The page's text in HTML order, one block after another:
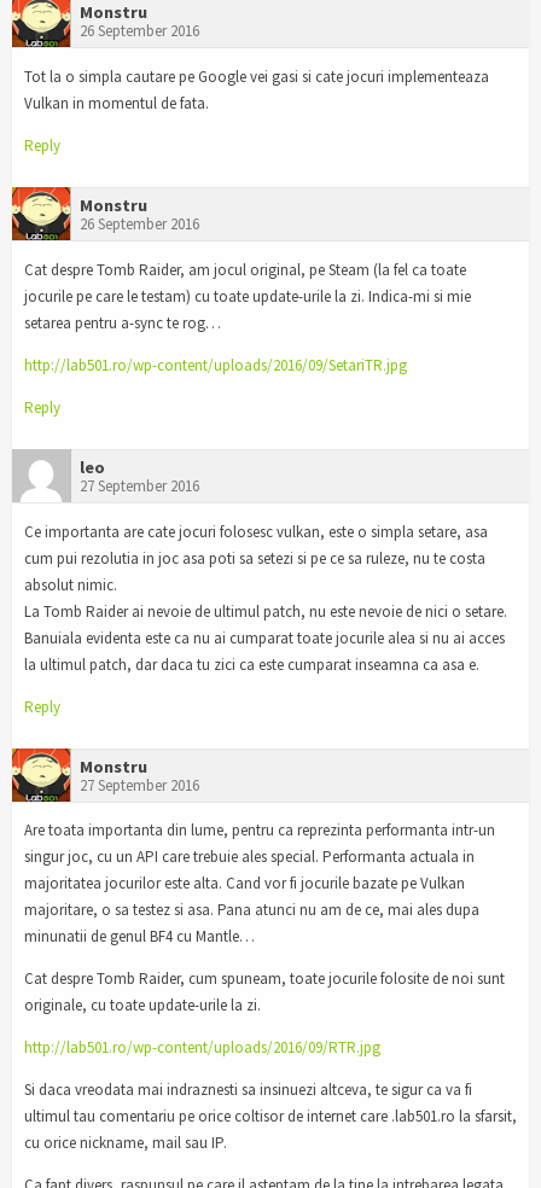
Monstru
26 September 2016
Tot la o simpla cautare pe Google vei gasi si cate jocuri implementeaza
Vulkan in momentul de fata.
Reply
Monstru
26 September 2016
Cat despre Tomb Raider, am jocul original, pe Steam (la fel ca toate
jocurile pe care le testam) cu toate update-urile la zi. Indica-mi si mie
setarea pentru a-sync te rog…
http://lab501.ro/wp-content/uploads/2016/09/SetariTR.jpg
Reply
leo
27 September 2016
Ce importanta are cate jocuri folosesc vulkan, este o simpla setare, asa
cum pui rezolutia in joc asa poti sa setezi si pe ce sa ruleze, nu te costa
absolut nimic.
La Tomb Raider ai nevoie de ultimul patch, nu este nevoie de nici o setare.
Banuiala evidenta este ca nu ai cumparat toate jocurile alea si nu ai acces
la ultimul patch, dar daca tu zici ca este cumparat inseamna ca asa e.
Reply
Monstru
27 September 2016
Are toata importanta din lume, pentru ca reprezinta performanta intr-un
singur joc, cu un API care trebuie ales special. Performanta actuala in
majoritatea jocurilor este alta. Cand vor fi jocurile bazate pe Vulkan
majoritare, o sa testez si asa. Pana atunci nu am de ce, mai ales dupa
minunatii de genul BF4 cu Mantle…
Cat despre Tomb Raider, cum spuneam, toate jocurile folosite de noi sunt
originale, cu toate update-urile la zi.
http://lab501.ro/wp-content/uploads/2016/09/RTR.jpg
Si daca vreodata mai indraznesti sa insinuezi altceva, te sigur ca va fi
ultimul tau comentariu pe orice coltisor de internet care .lab501.ro la sfarsit,
cu orice nickname, mail sau IP.